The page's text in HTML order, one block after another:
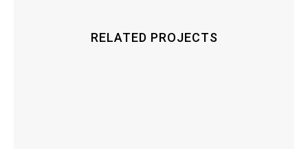
RELATED PROJECTS